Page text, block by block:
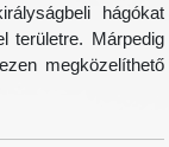
hágókat
területre. Márpedig
megközelíthető